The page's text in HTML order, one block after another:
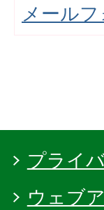
メール
プライ
ウェブ